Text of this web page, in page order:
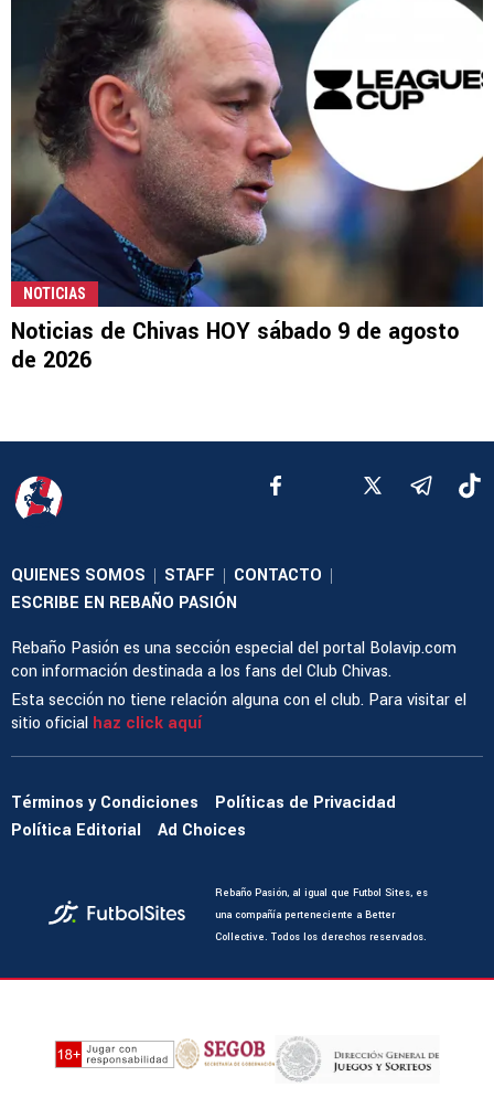
NOTICIAS
Noticias de Chivas HOY sábado 9 de agosto
de 2026
QUIENES SOMOS | STAFF | CONTACTO |
ESCRIBE EN REBAÑO PASIÓN
Rebaño Pasión es una sección especial del portal Bolavip.com
con información destinada a los fans del Club Chivas.
Esta sección no tiene relación alguna con el club. Para visitar el
sitio oficial haz click aquí
Términos y Condiciones
Políticas de Privacidad
Política Editorial
Ad Choices
Rebaño Pasión, al igual que Futbol Sites, es
una compañía perteneciente a Better
Collective. Todos los derechos reservados.